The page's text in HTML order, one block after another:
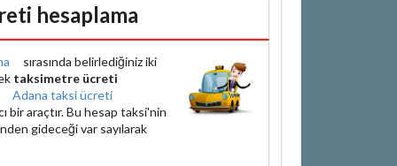
hesaplama
sırasında belirlediğiniz iki
taksimetre ücreti
Adana taksi ücreti
bir araçtır. Bu hesap taksi'nin
gideceği var sayılarak